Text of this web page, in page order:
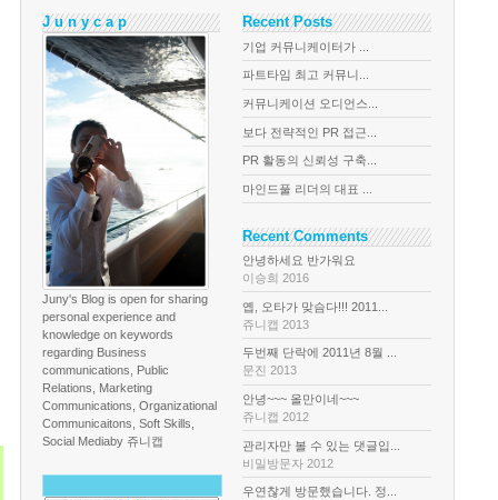
J u n y c a p
Juny's Blog is open for sharing
personal experience and
knowledge on keywords
regarding Business
communications, Public
Relations, Marketing
Communications, Organizational
Communicaitons, Soft Skills,
Social Mediaby 쥬니캡
Recent Posts
기업 커뮤니케이터가 ...
파트타임 최고 커뮤니...
커뮤니케이션 오디언스...
보다 전략적인 PR 접근...
PR 활동의 신뢰성 구축...
마인드풀 리더의 대표 ...
Recent Comments
안녕하세요 반가워요
이승희 2016
옙, 오타가 맞슴다!!! 2011...
쥬니캡 2013
두번째 단락에 2011년 8월 ...
문진 2013
안녕~~~ 올만이네~~~
쥬니캡 2012
관리자만 볼 수 있는 댓글입...
비밀방문자 2012
우연찮게 방문했습니다. 정...